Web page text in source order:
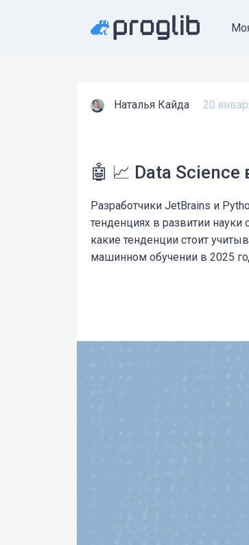
Наталья Кайда 20
🤖 📈 Data
Разработчики JetBrains и
тенденциях в развитии науки
какие тенденции стоит
машинном обучении в 2025